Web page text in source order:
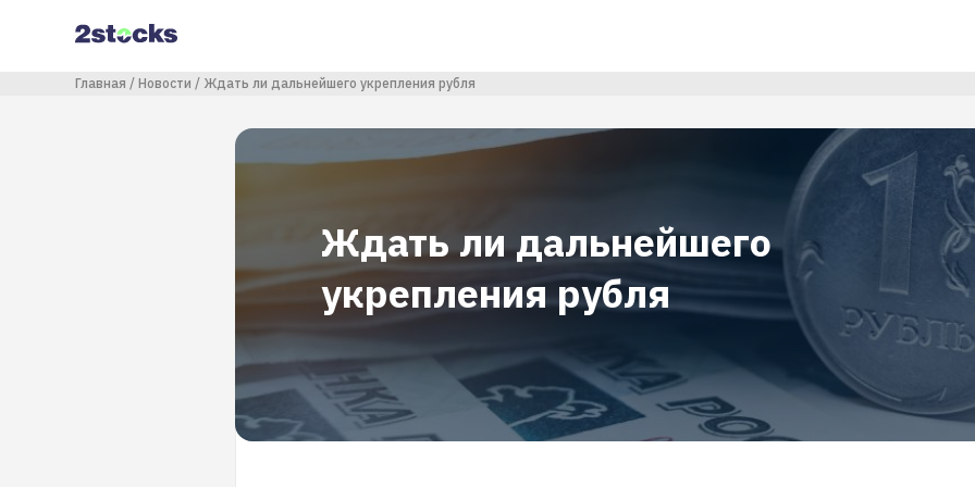
содержанию
Строка навигации
Главная Новости Ждать ли дальнейшего укрепления рубля
Ждать ли дальнейшего
укрепления рубля